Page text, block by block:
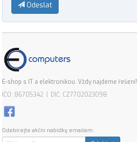
Odeslat
E-shop s IT a elektronikou. Vždy najdeme řešení!
IČO: 86705342 | DIČ: CZ7702023098
Odebírejte akční nabídky emailem: